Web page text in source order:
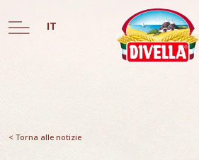
IT
< Torna alle notizie